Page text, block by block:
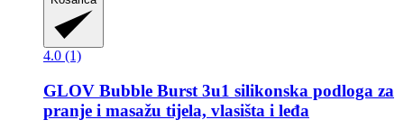
4.0 (1)
GLOV Bubble Burst 3u1 silikonska podloga za
pranje i masažu tijela, vlasišta i leđa